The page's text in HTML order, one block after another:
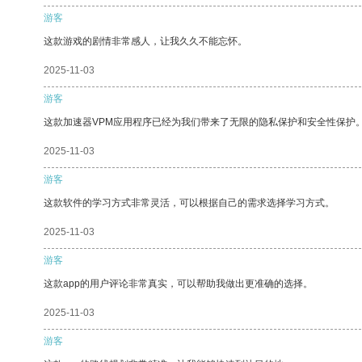
游客
这款游戏的剧情非常感人，让我久久不能忘怀。
2025-11-03
游客
这款加速器VPM应用程序已经为我们带来了无限的隐私保护和安全性保护
2025-11-03
游客
这款软件的学习方式非常灵活，可以根据自己的需求选择学习方式。
2025-11-03
游客
这款app的用户评论非常真实，可以帮助我做出更准确的选择。
2025-11-03
游客